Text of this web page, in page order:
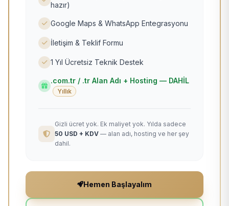
hazır)
Google Maps & WhatsApp Entegrasyonu
İletişim & Teklif Formu
1 Yıl Ücretsiz Teknik Destek
.com.tr / .tr Alan Adı + Hosting — DAHİL
Yıllık
Gizli ücret yok. Ek maliyet yok. Yılda sadece
50 USD + KDV — alan adı, hosting ve her şey
dahil.
Hemen Başlayalım